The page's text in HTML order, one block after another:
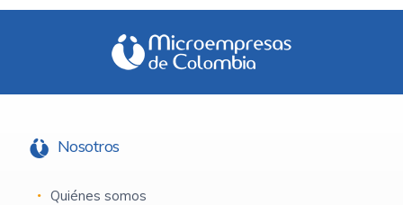
Nosotros
Quiénes somos